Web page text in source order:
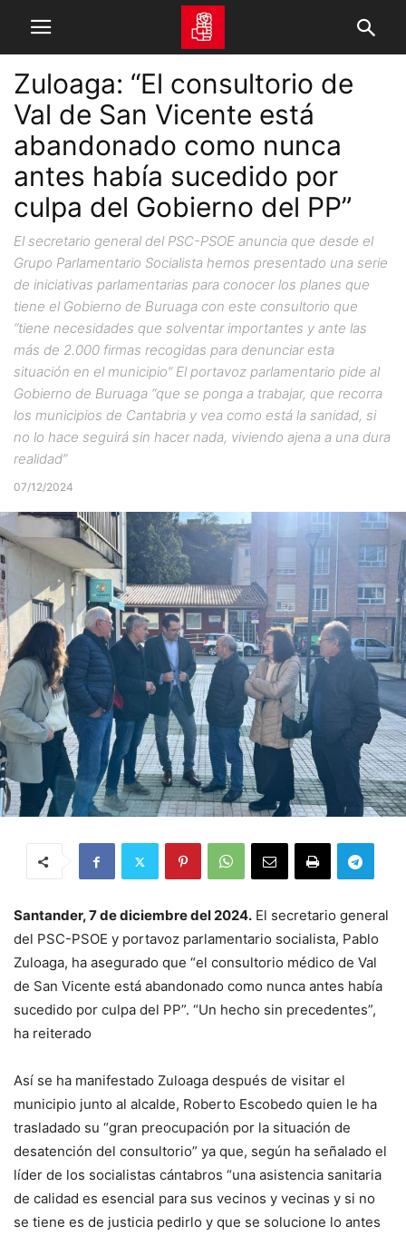
Zuloaga: “El consultorio de
Val de San Vicente está
abandonado como nunca
antes había sucedido por
culpa del Gobierno del PP”
El secretario general del PSC-PSOE anuncia que desde el
Grupo Parlamentario Socialista hemos presentado una serie
de iniciativas parlamentarias para conocer los planes que
tiene el Gobierno de Buruaga con este consultorio que
“tiene necesidades que solventar importantes y ante las
más de 2.000 firmas recogidas para denunciar esta
situación en el municipio” El portavoz parlamentario pide al
Gobierno de Buruaga “que se ponga a trabajar, que recorra
los municipios de Cantabria y vea como está la sanidad, si
no lo hace seguirá sin hacer nada, viviendo ajena a una dura
realidad”
07/12/2024
Santander, 7 de diciembre del 2024. El secretario general
del PSC-PSOE y portavoz parlamentario socialista, Pablo
Zuloaga, ha asegurado que “el consultorio médico de Val
de San Vicente está abandonado como nunca antes había
sucedido por culpa del PP”. “Un hecho sin precedentes”,
ha reiterado
Así se ha manifestado Zuloaga después de visitar el
municipio junto al alcalde, Roberto Escobedo quien le ha
trasladado su “gran preocupación por la situación de
desatención del consultorio” ya que, según ha señalado el
líder de los socialistas cántabros “una asistencia sanitaria
de calidad es esencial para sus vecinos y vecinas y si no
se tiene es de justicia pedirlo y que se solucione lo antes